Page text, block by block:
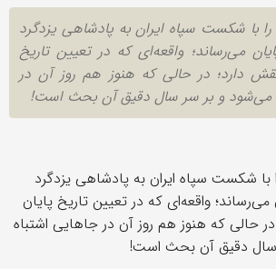
با شکست سپاه ایران به پادشاهی یزدگرد
می‌رساند؛ واقعه‌ای که در تعیین تاریخ
نقش دارد؛ در حالی که هنوز هم روز آن در
می‌شود و بر سر سال دقیق آن بحث است!
با شکست سپاه ایران به پادشاهی یزدگرد
می‌رساند؛ واقعه‌ای که در تعیین تاریخ پایان
در حالی که هنوز هم روز آن در جاهایی اشتباه
دقیق آن بحث است!